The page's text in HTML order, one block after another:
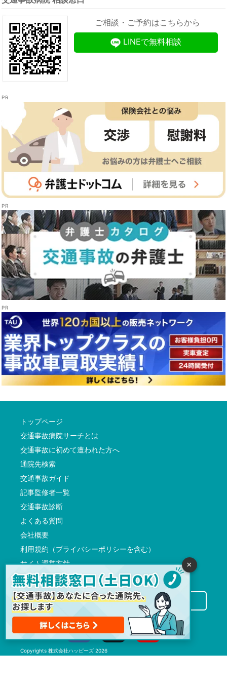
ご相談・ご予約はこちらから
LINEで無料相談
トップページ
交通事故病院サーチとは
交通事故に初めて遭われた方へ
通院先検索
交通事故ガイド
記事監修者一覧
交通事故診断
よくある質問
会社概要
利用規約（プライバシーポリシーを含む）
サイト運営方針
反社会的勢力に対する基本方針
交通事故病院サーチに掲載希望の先生方へ
Copyrights 株式会社ハッピーズ 2026
×